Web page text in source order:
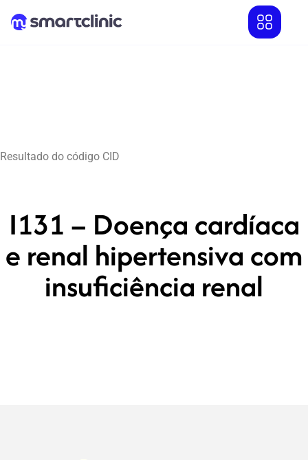
Resultado do código CID
I131 – Doença cardíaca
e renal hipertensiva com
insuficiência renal